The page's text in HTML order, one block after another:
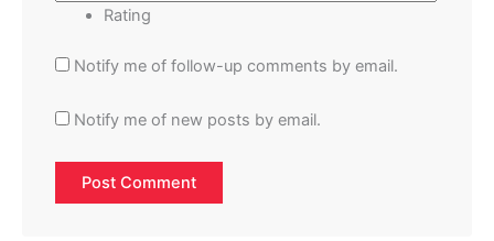
Rating
Notify me of follow-up comments by email.
Notify me of new posts by email.